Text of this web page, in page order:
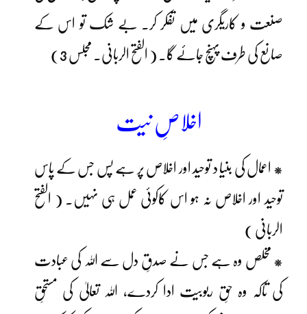
صنعت و کاریگری میں تفکر کر۔ بے شک تو اس کے
صانع کی طرف پہنچ جائے گا۔ ( الفتح الربانی۔ مجلس 3)
اخلاصِ نیت
* اعمال کی بنیا د توحید اور اخلاص پر ہے پس جس کے پاس
توحید اور اخلاص نہ ہو اس کاکوئی عمل ہی نہیں۔ ( الفتح
الربانی )
* مخلص وہ ہے جس نے صدقِ دل سے اللہ کی عبادت
کی تاکہ وہ حقِ ربوبیت ادا کردے، اللہ تعالیٰ کی مستحقِ